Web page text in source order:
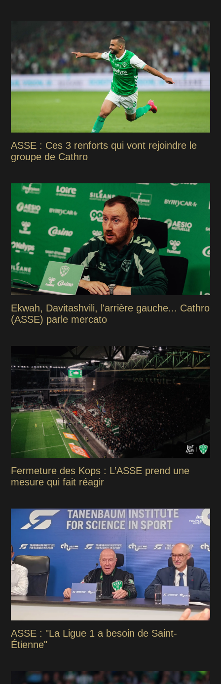
ASSE : Ces 3 renforts qui vont rejoindre le
groupe de Cathro
Ekwah, Davitashvili, l'arrière gauche... Cathro
(ASSE) parle mercato
Fermeture des Kops : L’ASSE prend une
mesure qui fait réagir
ASSE : "La Ligue 1 a besoin de Saint-
Étienne"